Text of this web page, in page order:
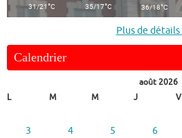
31/21°C 35/17°C 36/18°C
Plus de détails
Calendrier
août 2026
L
M M J V
3
4 5 6